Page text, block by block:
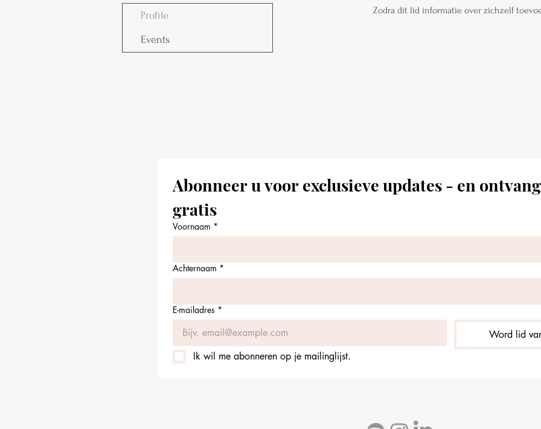
Zodra dit lid informatie over zichzelf
Profile
Events
Abonneer u voor exclusieve updates - en
gratis
Voornaam *
Achternaam *
E-mailadres *
Word lid
Ik wil me abonneren op je mailinglijst.